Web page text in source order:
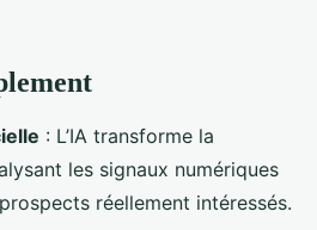
: L’IA transforme la
les signaux numériques
réellement intéressés.